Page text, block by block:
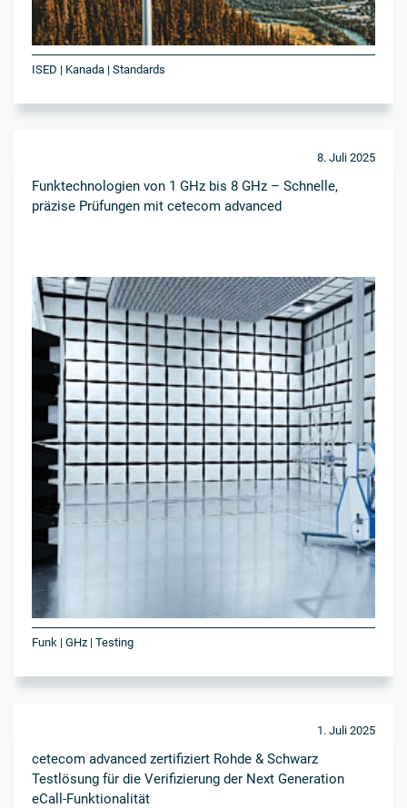
ISED | Kanada | Standards
8. Juli 2025
Funktechnologien von 1 GHz bis 8 GHz – Schnelle,
präzise Prüfungen mit cetecom advanced
Funk | GHz | Testing
1. Juli 2025
cetecom advanced zertifiziert Rohde & Schwarz
Testlösung für die Verifizierung der Next Generation
eCall-Funktionalität